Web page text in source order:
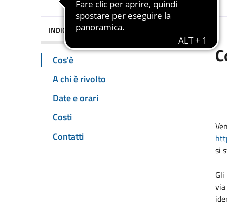
INDICE DELLA PAGINA
Cos'è
A chi è rivolto
Date e orari
Costi
Contatti
si